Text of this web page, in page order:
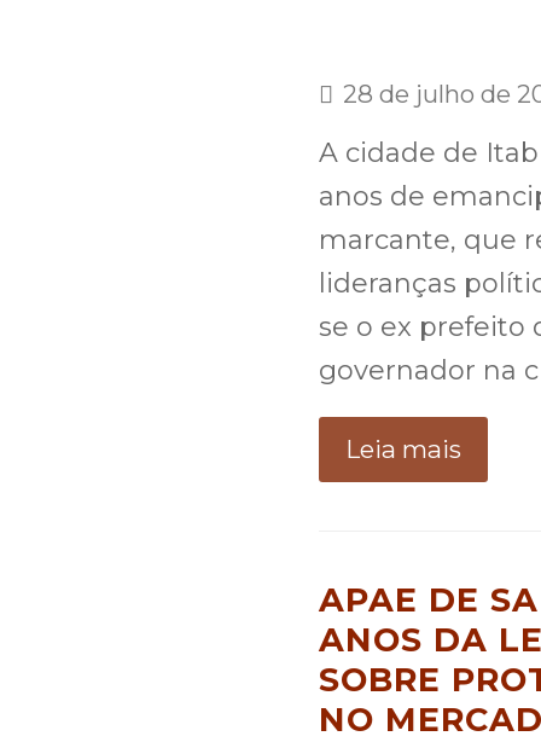
28 de julho de
A cidade de
anos de
marcante, que
lideranças
se o ex prefeito
governador na
Leia mais
APAE DE
ANOS DA
SOBRE
NO